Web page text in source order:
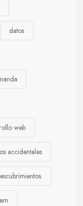
datos
web
accidentales